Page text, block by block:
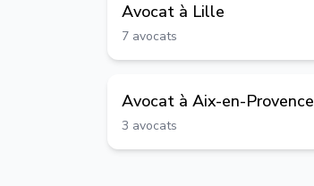
Avocat à Lille
7 avocats
Avocat à Aix-en-Provence
3 avocats